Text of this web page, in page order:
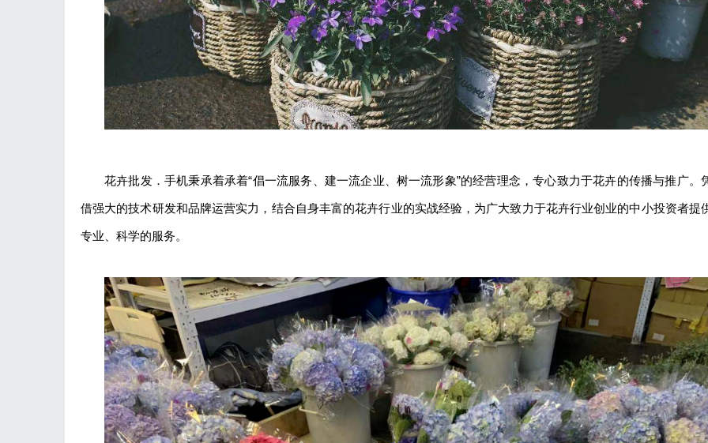
花卉批发．手机秉承着承着“倡一流服务、建一流企业、树一流形象”的经营理念，专心致力于花卉的传播与推广。
借强大的技术研发和品牌运营实力，结合自身丰富的花卉行业的实战经验，为广大致力于花卉行业创业的中小投资者提
专业、科学的服务。